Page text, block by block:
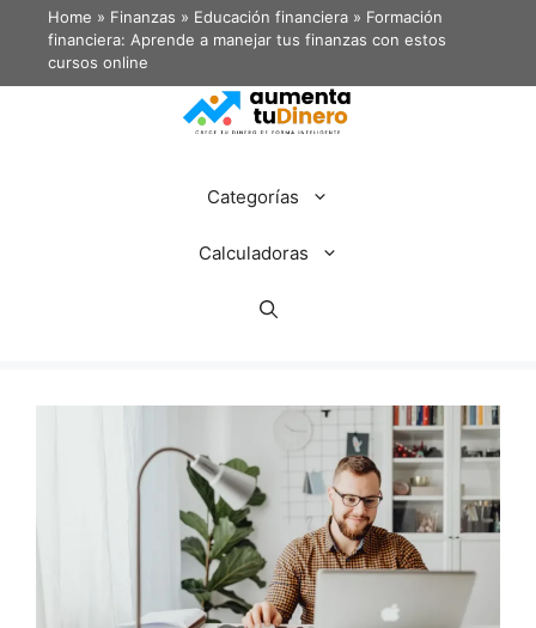
Home » Finanzas » Educación financiera » Formación
financiera: Aprende a manejar tus finanzas con estos
cursos online
Categorías
Calculadoras